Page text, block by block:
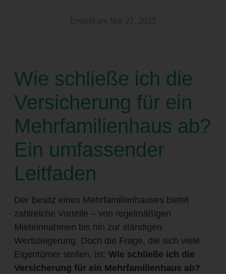
Wie schließe ich die
Versicherung für ein
Mehrfamilienhaus ab?
Ein umfassender
Leitfaden
Der Besitz eines Mehrfamilienhauses bietet
zahlreiche Vorteile – von regelmäßigen
Mieteinnahmen bis hin zur ständigen
Wertsteigerung. Doch die Frage, die sich viele
Eigentümer stellen, ist: Wie schließe ich die
Versicherung für ein Mehrfamilienhaus ab?